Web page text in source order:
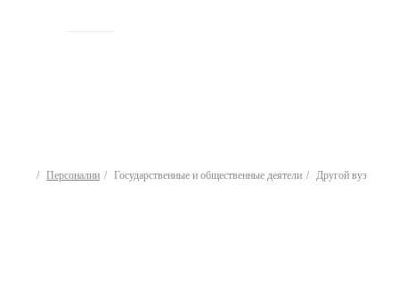
Персоналии Государственные и общественные деятели Другой вуз